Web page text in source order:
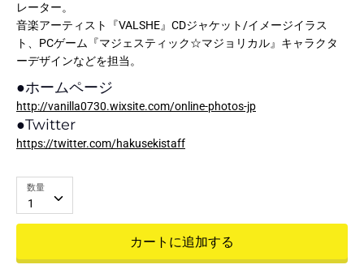
レーター。
音楽アーティスト『VALSHE』CDジャケット/イメージイラス
ト、PCゲーム『マジェスティック☆マジョリカル』キャラクタ
ーデザインなどを担当。
●ホームページ
http://vanilla0730.wixsite.com/online-photos-jp
●Twitter
https://twitter.com/hakusekistaff
数量
1
カートに追加する